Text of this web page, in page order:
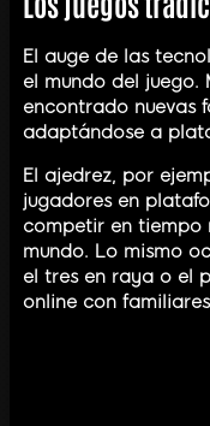
El auge de las
el mundo del juego.
encontrado nuevas
adaptándose a
El ajedrez, por
jugadores en
competir en tiempo
mundo. Lo mismo
el tres en raya o el
online con